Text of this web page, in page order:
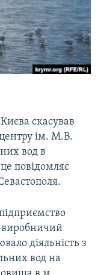
скасував
центру ім. М.В.
вод в
повідомляє
діяльність з
вод на